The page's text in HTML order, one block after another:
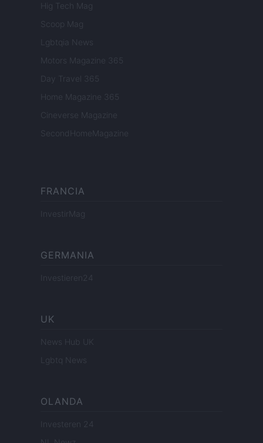
Hig Tech Mag
Scoop Mag
Lgbtqia News
Motors Magazine 365
Day Travel 365
Home Magazine 365
Cineverse Magazine
SecondHomeMagazine
FRANCIA
InvestirMag
GERMANIA
Investieren24
UK
News Hub UK
Lgbtq News
OLANDA
Investeren 24